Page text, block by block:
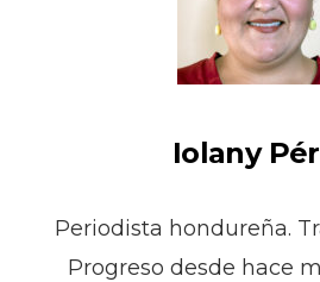
Iolany
Periodista hondureña.
Progreso desde hace